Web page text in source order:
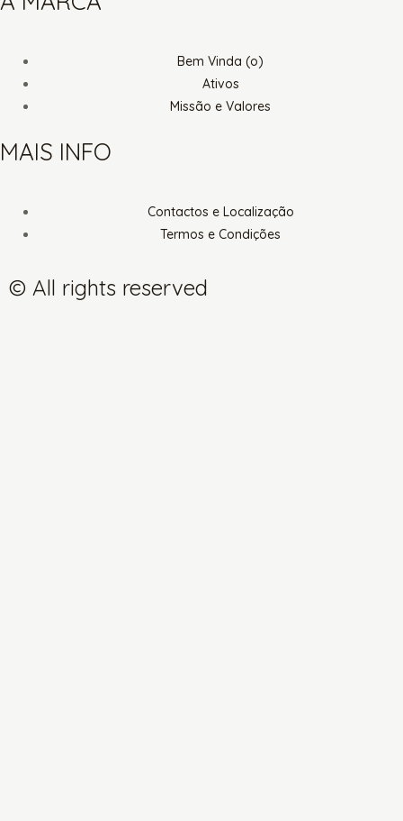
Bem Vinda (o)
Ativos
Missão e Valores
MAIS INFO
Contactos e Localização
Termos e Condições
© All rights reserved